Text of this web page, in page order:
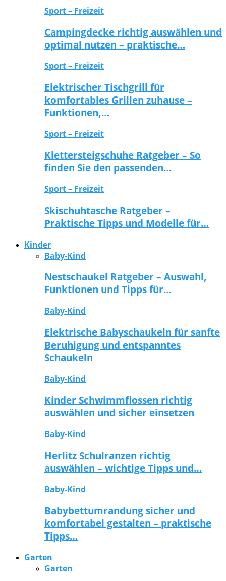
Sport – Freizeit
Campingdecke richtig auswählen und
optimal nutzen – praktische…
Sport – Freizeit
Elektrischer Tischgrill für
komfortables Grillen zuhause –
Funktionen,…
Sport – Freizeit
Klettersteigschuhe Ratgeber – So
finden Sie den passenden…
Sport – Freizeit
Skischuhtasche Ratgeber –
Praktische Tipps und Modelle für…
Kinder
Baby-Kind
Nestschaukel Ratgeber – Auswahl,
Funktionen und Tipps für…
Baby-Kind
Elektrische Babyschaukeln für sanfte
Beruhigung und entspanntes
Schaukeln
Baby-Kind
Kinder Schwimmflossen richtig
auswählen und sicher einsetzen
Baby-Kind
Herlitz Schulranzen richtig
auswählen – wichtige Tipps und…
Baby-Kind
Babybettumrandung sicher und
komfortabel gestalten – praktische
Tipps…
Garten
Garten